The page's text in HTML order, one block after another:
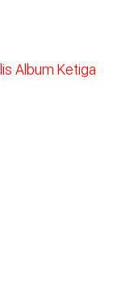
Album Ketiga